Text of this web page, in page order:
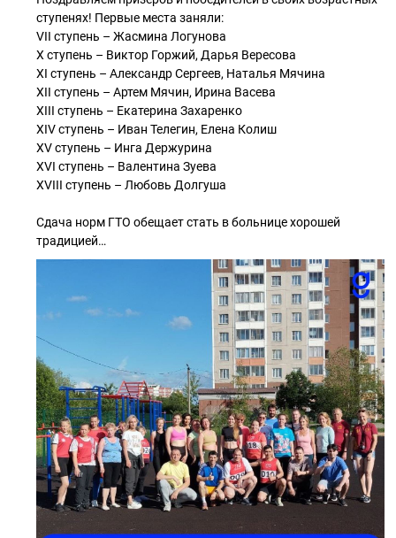
ступенях! Первые места заняли:
VII ступень – Жасмина Логунова
X ступень – Виктор Горжий, Дарья Вересова
XI ступень – Александр Сергеев, Наталья Мячина
XII ступень – Артем Мячин, Ирина Васева
XIII ступень – Екатерина Захаренко
XIV ступень – Иван Телегин, Елена Колиш
XV ступень – Инга Держурина
XVI ступень – Валентина Зуева
XVIII ступень – Любовь Долгуша
Сдача норм ГТО обещает стать в больнице хорошей
традицией…